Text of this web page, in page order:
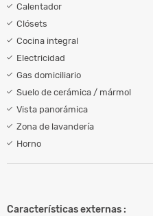
Calentador
Clósets
Cocina integral
Electricidad
Gas domiciliario
Suelo de cerámica / mármol
Vista panorámica
Zona de lavandería
Horno
Características externas :